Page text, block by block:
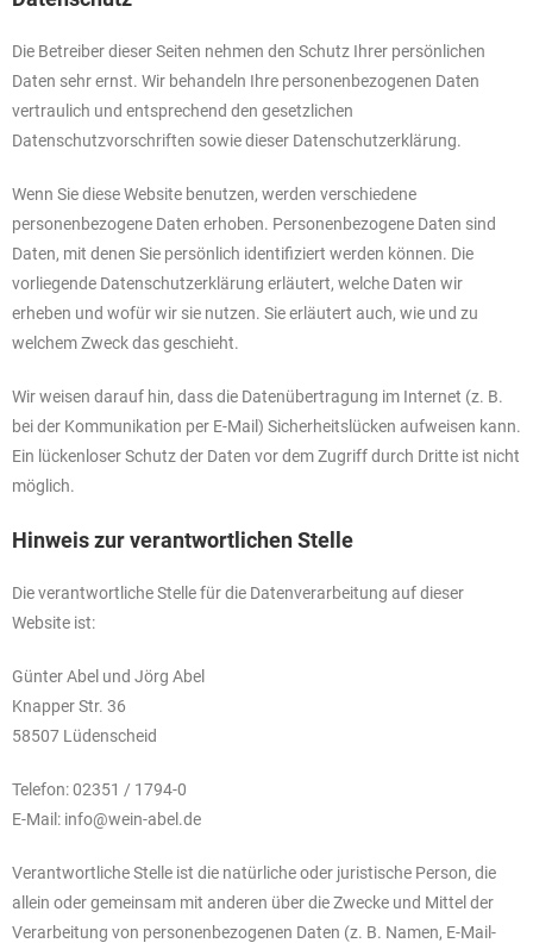
Die Betreiber dieser Seiten nehmen den Schutz Ihrer persönlichen
Daten sehr ernst. Wir behandeln Ihre personenbezogenen Daten
vertraulich und entsprechend den gesetzlichen
Datenschutzvorschriften sowie dieser Datenschutzerklärung.
Wenn Sie diese Website benutzen, werden verschiedene
personenbezogene Daten erhoben. Personenbezogene Daten sind
Daten, mit denen Sie persönlich identifiziert werden können. Die
vorliegende Datenschutzerklärung erläutert, welche Daten wir
erheben und wofür wir sie nutzen. Sie erläutert auch, wie und zu
welchem Zweck das geschieht.
Wir weisen darauf hin, dass die Datenübertragung im Internet (z. B.
bei der Kommunikation per E-Mail) Sicherheitslücken aufweisen kann.
Ein lückenloser Schutz der Daten vor dem Zugriff durch Dritte ist nicht
möglich.
Hinweis zur verantwortlichen Stelle
Die verantwortliche Stelle für die Datenverarbeitung auf dieser
Website ist:
Günter Abel und Jörg Abel
Knapper Str. 36
58507 Lüdenscheid
Telefon: 02351 / 1794-0
E-Mail: info@wein-abel.de
Verantwortliche Stelle ist die natürliche oder juristische Person, die
allein oder gemeinsam mit anderen über die Zwecke und Mittel der
Verarbeitung von personenbezogenen Daten (z. B. Namen, E-Mail-